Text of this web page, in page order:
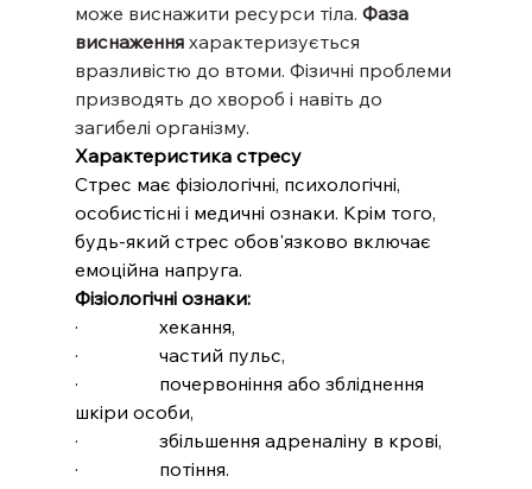
може виснажити ресурси тіла. Фаза
виснаження характеризується
вразливістю до втоми. Фізичні проблеми
призводять до хвороб і навіть до
загибелі організму.
Характеристика стресу
Стрес має фізіологічні, психологічні,
особистісні і медичні ознаки. Крім того,
будь-який стрес обов'язково включає
емоційна напруга.
Фізіологічні ознаки:
·                 хекання,
·                 частий пульс,
·                 почервоніння або збліднення
шкіри особи,
·                 збільшення адреналіну в крові,
·                 потіння.